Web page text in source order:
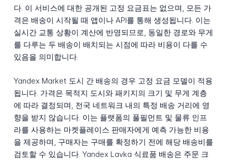
다. 이 서비스에 대한 공개된 고정 요금표는 없으며, 모든 가
격은 배송이 시작될 때 앱이나 API를 통해 생성됩니다. 이는
실시간 교통 상황이 계산에 반영되므로, 동일한 경로와 무게
를 다루는 두 배송이 배치되는 시점에 따라 비용이 다를 수
있음을 의미합니다.
Yandex Market 도시 간 배송의 경우 고정 요금 모델이 적용
됩니다. 가격은 목적지 도시와 패키지의 크기 및 무게 계층
에 따라 결정되며, 전국 네트워크 내의 특정 배송 거리에 영
향을 받지 않습니다. 이는 플랫폼의 풀필먼트 및 물류 인프
라를 사용하는 마켓플레이스 판매자에게 예측 가능한 비용
을 제공하며, 구매자는 구매를 확정하기 전에 해당 배송비를
검토할 수 있습니다. Yandex Lavka 식료품 배송은 주문 크